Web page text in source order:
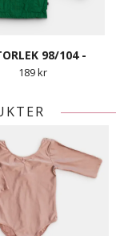
98/104 -
189 kr